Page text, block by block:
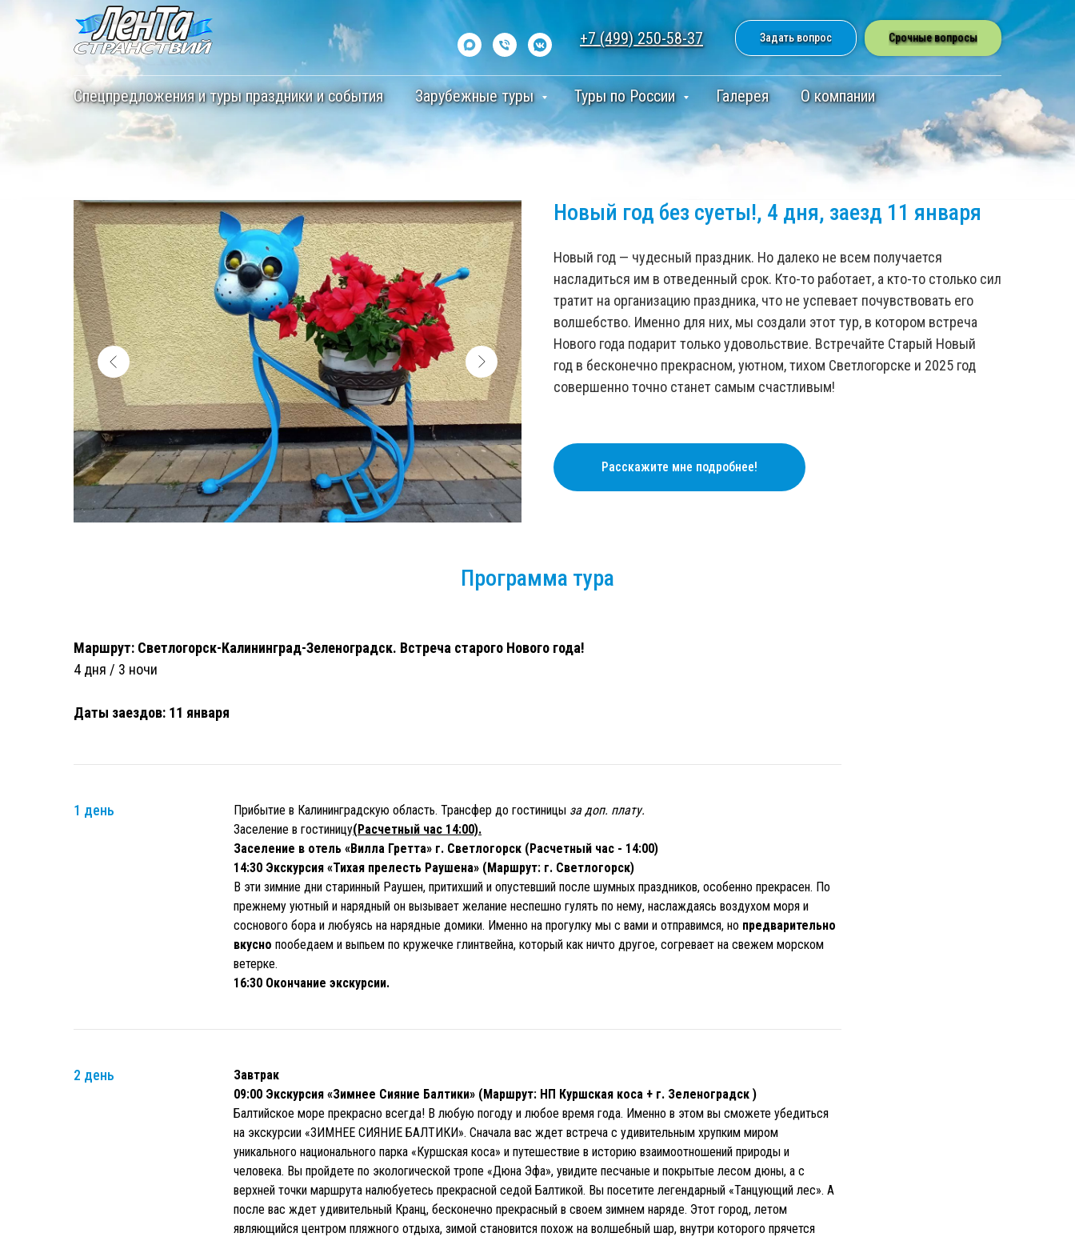
+7 (499) 250-58-37 Задать вопрос Cрочные вопросы
Спецпредложения и туры праздники и события Зарубежные туры Туры по России Галерея О компании
Новый год без суеты!, 4 дня, заезд 11 января
Новый год — чудесный праздник. Но далеко не всем получается
насладиться им в отведенный срок. Кто-то работает, а кто-то столько сил
тратит на организацию праздника, что не успевает почувствовать его
волшебство. Именно для них, мы создали этот тур, в котором встреча
Нового года подарит только удовольствие. Встречайте Старый Новый
год в бесконечно прекрасном, уютном, тихом Светлогорске и 2025 год
совершенно точно станет самым счастливым!
Расскажите мне подробнее!
Программа тура
Маршрут: Светлогорск-Калининград-Зеленоградск. Встреча старого Нового года!
4 дня / 3 ночи
Даты заездов: 11 января
1 день Прибытие в Калининградскую область. Трансфер до гостиницы за доп. плату.
Заселение в гостиницу(Расчетный час 14:00).
Заселение в отель «Вилла Гретта» г. Светлогорск (Расчетный час - 14:00)
14:30 Экскурсия «Тихая прелесть Раушена» (Маршрут: г. Светлогорск)
В эти зимние дни старинный Раушен, притихший и опустевший после шумных праздников, особенно прекрасен. По
прежнему уютный и нарядный он вызывает желание неспешно гулять по нему, наслаждаясь воздухом моря и
соснового бора и любуясь на нарядные домики. Именно на прогулку мы с вами и отправимся, но предварительно
вкусно пообедаем и выпьем по кружечке глинтвейна, который как ничто другое, согревает на свежем морском
ветерке.
16:30 Окончание экскурсии.
2 день
Завтрак
09:00 Экскурсия «Зимнее Сияние Балтики» (Маршрут: НП Куршская коса + г. Зеленоградск )
Балтийское море прекрасно всегда! В любую погоду и любое время года. Именно в этом вы сможете убедиться
на экскурсии «ЗИМНЕЕ СИЯНИЕ БАЛТИКИ». Сначала вас ждет встреча с удивительным хрупким миром
уникального национального парка «Куршская коса» и путешествие в историю взаимоотношений природы и
человека. Вы пройдете по экологической тропе «Дюна Эфа», увидите песчаные и покрытые лесом дюны, а с
верхней точки маршрута налюбуетесь прекрасной седой Балтикой. Вы посетите легендарный «Танцующий лес». А
после вас ждет удивительный Кранц, бесконечно прекрасный в своем зимнем наряде. Этот город, летом
являющийся центром пляжного отдыха, зимой становится похож на волшебный шар, внутри которого прячется